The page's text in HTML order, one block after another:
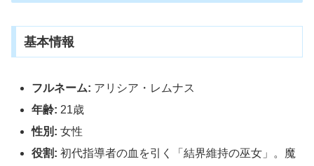
基本情報
フルネーム: アリシア・レムナス
年齢: 21歳
性別: 女性
役割: 初代指導者の血を引く「結界維持の巫女」。魔